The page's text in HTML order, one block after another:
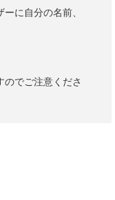
に自分の名前、
のでご注意くださ